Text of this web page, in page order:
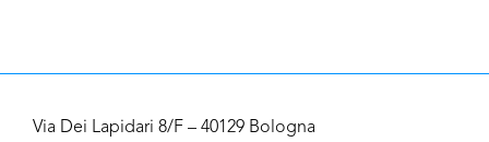
Via Dei Lapidari 8/F – 40129 Bologna